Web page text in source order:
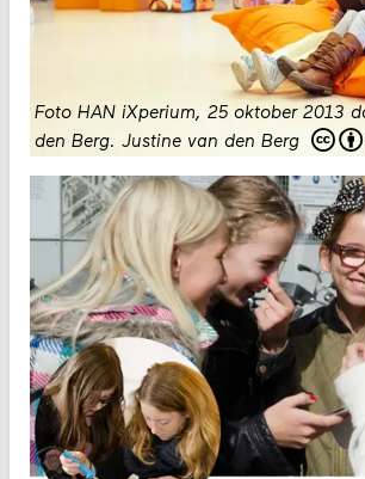
Foto HAN iXperium, 25 oktober 2013
den Berg. Justine van den Berg